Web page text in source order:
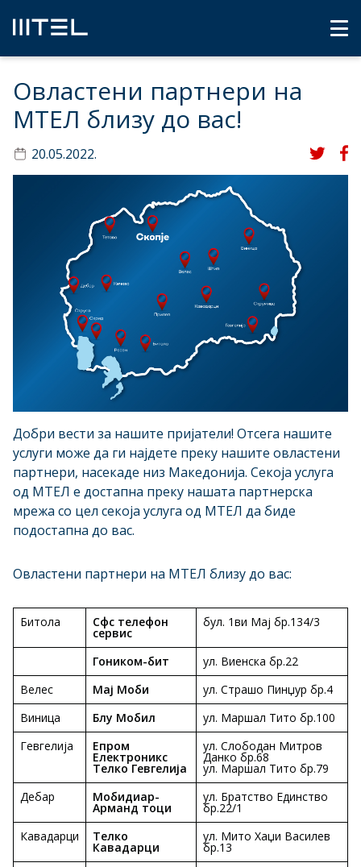
Овластени партнери на
МТЕЛ близу до вас!
20.05.2022.
Добри вести за нашите пријатели! Отсега нашите
услуги може да ги најдете преку нашите овластени
партнери, насекаде низ Македонија. Секоја услуга
од МТЕЛ е достапна преку нашата партнерска
мрежа со цел секоја услуга од МТЕЛ да биде
подостапна до вас.
Овластени партнери на MTЕЛ близу до вас:
Битола Сфс телефон
сервис
бул. 1ви Мај бр.134/3
Гоником-бит
ул. Виенска бр.22
Велес
Мај Моби
ул. Страшо Пинџур бр.4
Виница
Блу Мобил
ул. Маршал Тито бр.100
Гевгелија
Епром
Електроникс
Телко Гевгелија
ул. Слободан Митров
Данко бр.68
ул. Маршал Тито бр.79
Дебар
Мобидиар-
Арманд тоци
ул. Братство Единство
бр.22/1
Кавадарци
Телко
Кавадарци
ул. Мито Хаџи Василев
бр.13